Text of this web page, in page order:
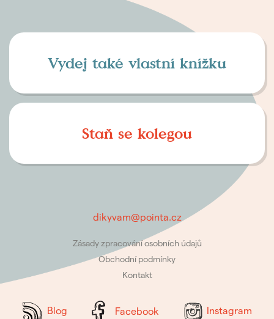
Vydej také vlastní knížku
Staň se kolegou
dikyvam@pointa.cz
Zásady zpracování osobních údajů
Obchodní podmínky
Kontakt
Blog Facebook Instagram